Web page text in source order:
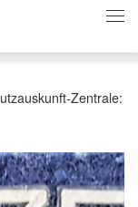
Zentrale: